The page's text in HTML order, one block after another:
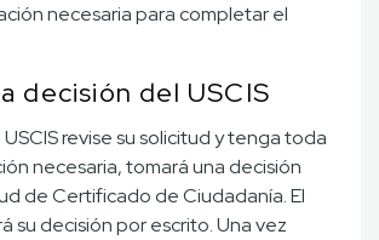
necesaria para completar el
decisión del USCIS
revise su solicitud y tenga toda
necesaria, tomará una decisión
de Certificado de Ciudadanía. El
su decisión por escrito. Una vez